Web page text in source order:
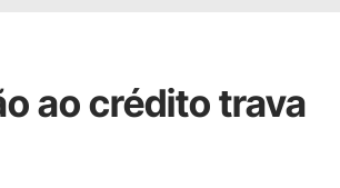
ao crédito trava